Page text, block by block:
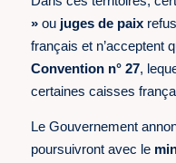
» ou juges de paix
français et n’acceptent
Convention n° 27,
certaines caisses
Le Gouvernement
poursuivront avec le